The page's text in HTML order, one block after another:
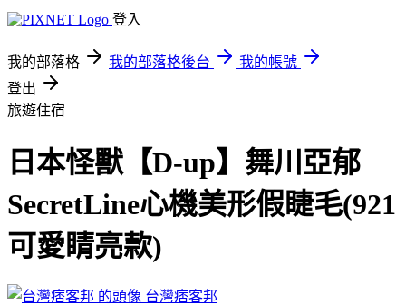
登入
我的部落格 我的部落格後台
我的帳號
登出
旅遊住宿
日本怪獸【D-up】舞川亞郁
SecretLine心機美形假睫毛(921
可愛睛亮款)
台灣痞客邦